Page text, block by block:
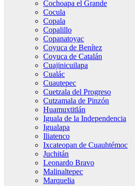
Cochoapa el Grande
Cocula
Copala
Copalillo
Copanatoyac
Coyuca de Benítez
Coyuca de Catalán
Cuajinicuilapa
Cualác
Cuautepec
Cuetzala del Progreso
Cutzamala de Pinzón
Huamuxtitlán
Iguala de la Independencia
Igualapa
Iliatenco
Ixcateopan de Cuauhtémoc
Juchitán
Leonardo Bravo
Malinaltepec
Marquelia